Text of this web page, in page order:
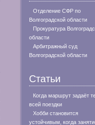
Отделение СФР по
Волгоградской области
Прокуратура
области
Арбитражный суд
Волгоградской области
Статьи
Когда маршрут задаёт
всей поездки
Хобби становится
устойчивым, когда